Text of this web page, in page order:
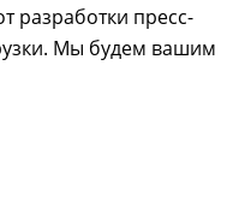
разработки пресс-
Мы будем вашим